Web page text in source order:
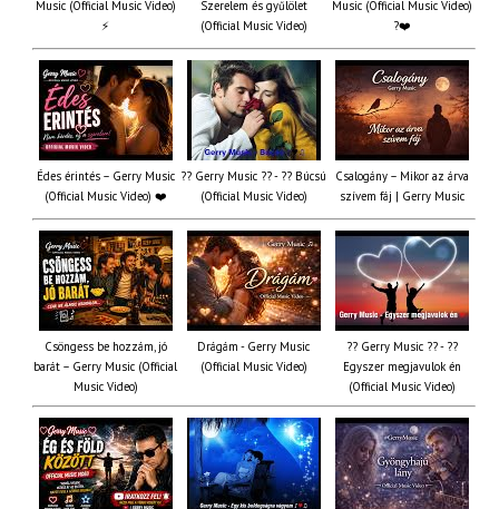
Music (Official Music Video)
⚡
Szerelem és gyűlölet
(Official Music Video)
Music (Official Music Video)
?❤️
Édes érintés – Gerry Music
(Official Music Video) ❤️
?? Gerry Music ?? - ?? Búcsú
(Official Music Video)
Csalogány – Mikor az árva
szívem fáj | Gerry Music
Csöngess be hozzám, jó
barát – Gerry Music (Official
Music Video)
Drágám - Gerry Music
(Official Music Video)
?? Gerry Music ?? - ??
Egyszer megjavulok én
(Official Music Video)